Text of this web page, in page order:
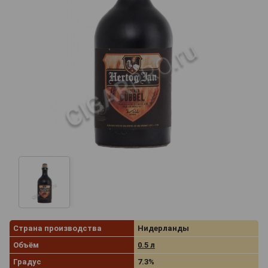
Страна производства
Нидерланды
Объём
0.5 л
Градус
7.3%